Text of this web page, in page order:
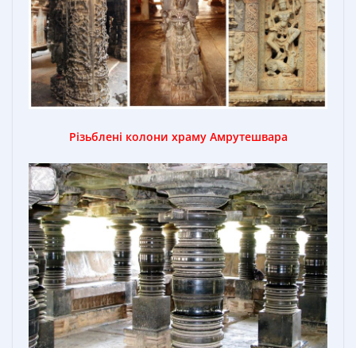
Різьблені колони храму Амрутешвара